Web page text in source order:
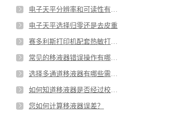
电子天平选择归零还是去皮重
您如何计算移液器误差？